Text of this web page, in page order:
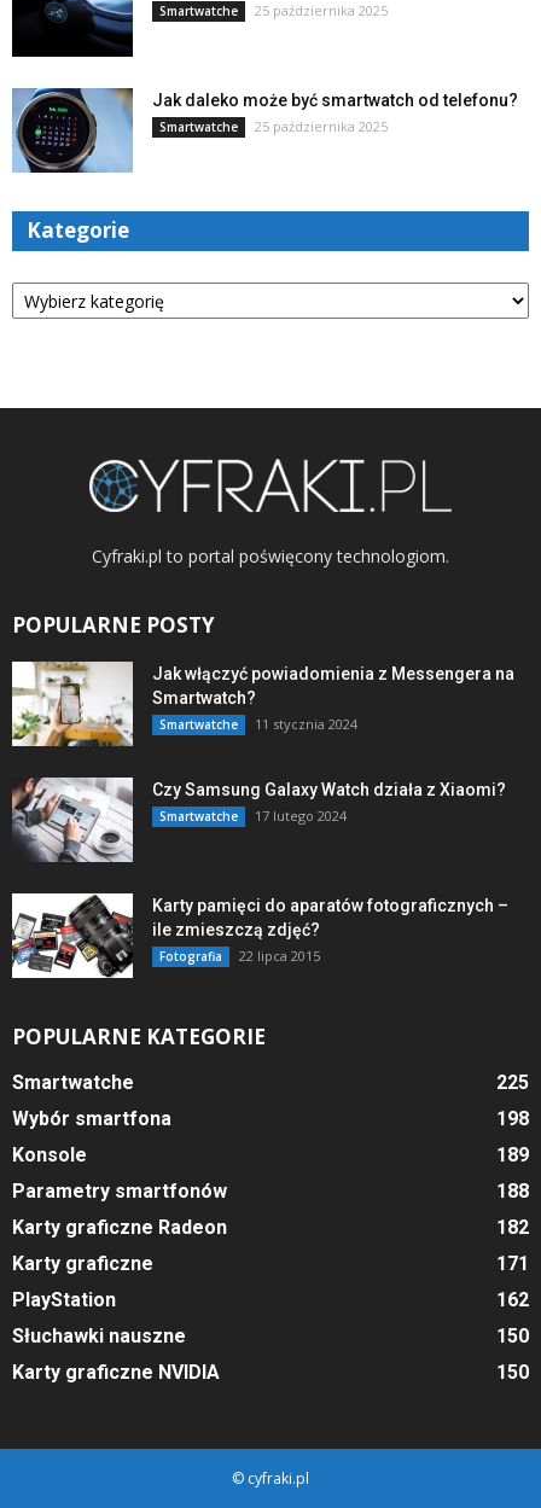
Smartwatche 25 października 2025
Jak daleko może być smartwatch od telefonu?
Smartwatche 25 października 2025
Kategorie
Kategorie
Cyfraki.pl to portal poświęcony technologiom.
POPULARNE POSTY
Jak włączyć powiadomienia z Messengera na
Smartwatch?
Smartwatche 11 stycznia 2024
Czy Samsung Galaxy Watch działa z Xiaomi?
Smartwatche 17 lutego 2024
Karty pamięci do aparatów fotograficznych –
ile zmieszczą zdjęć?
Fotografia 22 lipca 2015
POPULARNE KATEGORIE
Smartwatche
225
Wybór smartfona
198
Konsole
189
Parametry smartfonów
188
Karty graficzne Radeon
182
Karty graficzne
171
PlayStation
162
Słuchawki nauszne
150
Karty graficzne NVIDIA
150
© cyfraki.pl